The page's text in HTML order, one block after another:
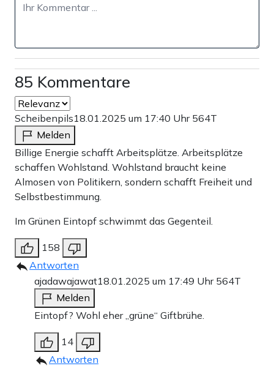
85 Kommentare
Scheibenpils18.01.2025 um 17:40 Uhr 564T
Melden
Billige Energie schafft Arbeitsplätze. Arbeitsplätze
schaffen Wohlstand. Wohlstand braucht keine
Almosen von Politikern, sondern schafft Freiheit und
Selbstbestimmung.
Im Grünen Eintopf schwimmt das Gegenteil.
158
Antworten
ajadawajawat18.01.2025 um 17:49 Uhr 564T
Melden
Eintopf? Wohl eher „grüne“ Giftbrühe.
14
Antworten